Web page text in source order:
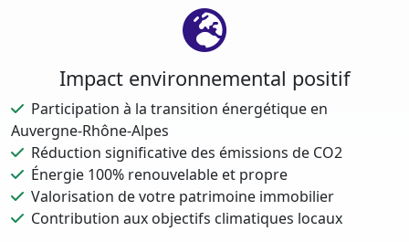
Impact environnemental positif
Participation à la transition énergétique en
Auvergne-Rhône-Alpes
Réduction significative des émissions de CO2
Énergie 100% renouvelable et propre
Valorisation de votre patrimoine immobilier
Contribution aux objectifs climatiques locaux